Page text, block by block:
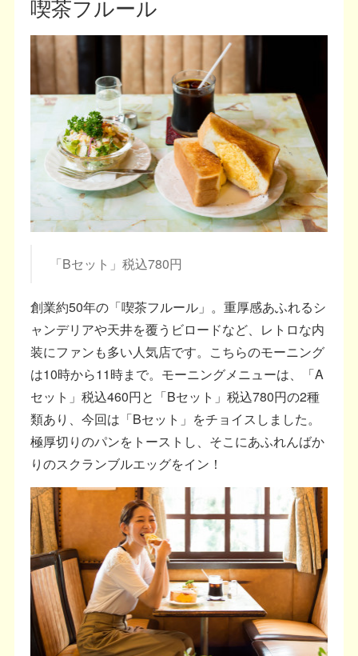
喫茶フルール
「Bセット」税込780円
創業約50年の「喫茶フルール」。重厚感あふれるシ
ャンデリアや天井を覆うビロードなど、レトロな内
装にファンも多い人気店です。こちらのモーニング
は10時から11時まで。モーニングメニューは、「A
セット」税込460円と「Bセット」税込780円の2種
類あり、今回は「Bセット」をチョイスしました。
極厚切りのパンをトーストし、そこにあふれんばか
りのスクランブルエッグをイン！